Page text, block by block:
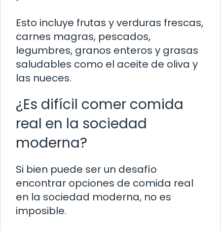
Esto incluye frutas y verduras frescas,
carnes magras, pescados,
legumbres, granos enteros y grasas
saludables como el aceite de oliva y
las nueces.
¿Es difícil comer comida
real en la sociedad
moderna?
Si bien puede ser un desafío
encontrar opciones de comida real
en la sociedad moderna, no es
imposible.